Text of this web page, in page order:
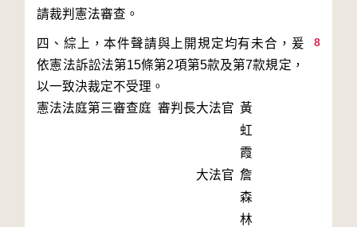
8
四、綜上，本件聲請與上開規定均有未合，爰
依憲法訴訟法第15條第2項第5款及第7款規定，
憲法法庭第三審查庭 審判長大法官 黃
虹
霞
大法官 詹
森
林